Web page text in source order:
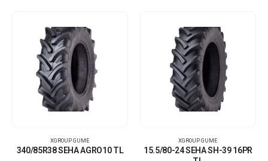
XGROUP GUME
340/85R38 SEHA AGRO10 TL
XGROUP GUME
15.5/80-24 SEHA SH-39 16PR